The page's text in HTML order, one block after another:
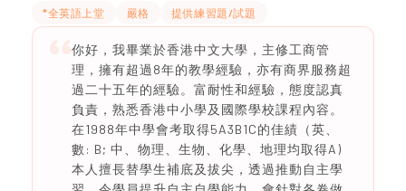
*全英語上堂 嚴格 提供練習題/試題
你好，我畢業於香港中文大學，主修工商管
理，擁有超過8年的教學經驗，亦有商界服務超
過二十五年的經驗。富耐性和經驗，態度認真
負責，熟悉香港中小學及國際學校課程內容。
在1988年中學會考取得5A3B1C的佳績（英、
數: B; 中、物理、生物、化學、地理均取得A)
本人擅長替學生補底及拔尖，透過推動自主學